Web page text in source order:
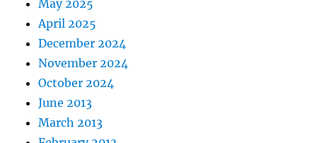
May 2025
April 2025
December 2024
November 2024
October 2024
June 2013
March 2013